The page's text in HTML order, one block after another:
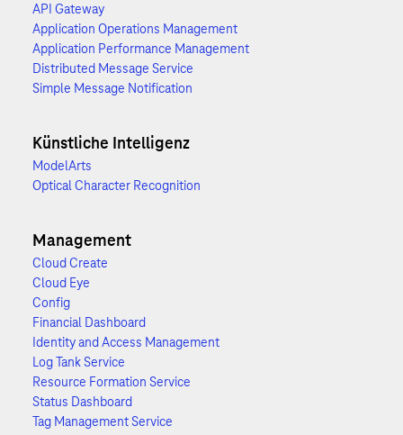
API Gateway
Application Operations Management
Application Performance Management
Distributed Message Service
Simple Message Notification
Künstliche Intelligenz
ModelArts
Optical Character Recognition
Management
Cloud Create
Cloud Eye
Config
Financial Dashboard
Identity and Access Management
Log Tank Service
Resource Formation Service
Status Dashboard
Tag Management Service